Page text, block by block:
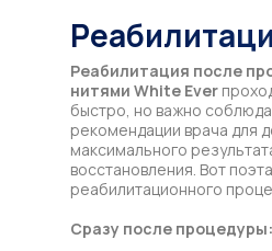
Реабилитация после
нитями White Ever
быстро, но важно
рекомендации врача для
максимального
восстановления. Вот
реабилитационного
Сразу после процедуры: